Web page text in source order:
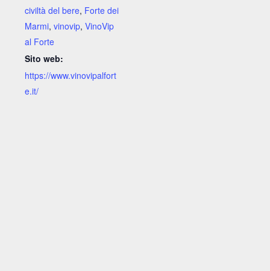
civiltà del bere, Forte dei
Marmi, vinovip, VinoVip
al Forte
Sito web:
https://www.vinovipalfort
e.it/